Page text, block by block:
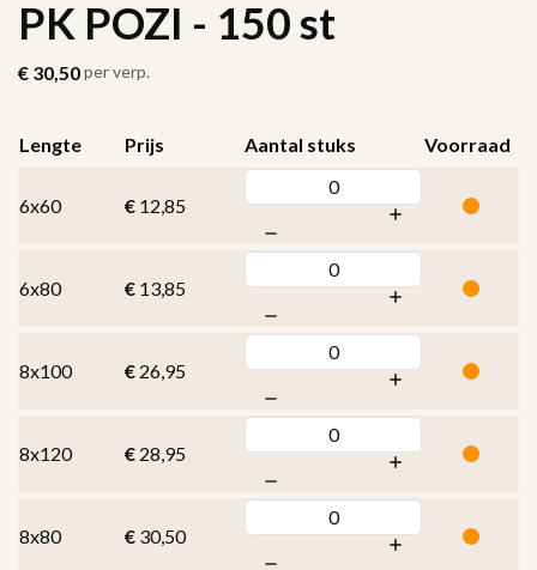
PK POZI - 150 st
€ 30,50per verp.
Lengte Prijs Aantal stuks Voorraad
6x60 € 12,85
6x80 € 13,85
8x100 € 26,95
8x120 € 28,95
8x80 € 30,50